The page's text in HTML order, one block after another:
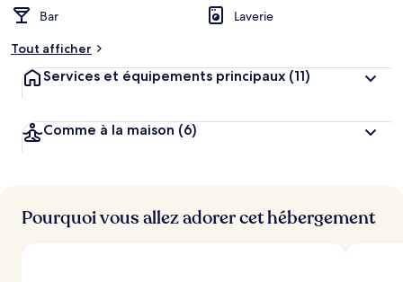
n
i
e
Bar
Laverie
Tout afficher
Services et équipements principaux (11)
Comme à la maison (6)
Pourquoi vous allez adorer cet hébergement